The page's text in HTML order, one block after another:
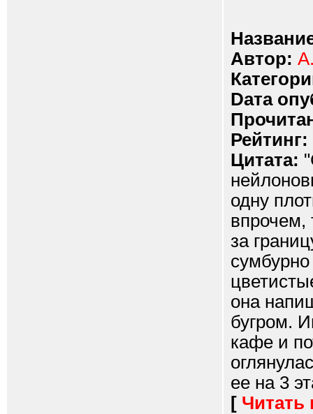
Автор:
Dата
Рейтинг:
Цитата:
одну
впрочем,
за
она
бугром.
кафе и
ее на 3
[ Читать